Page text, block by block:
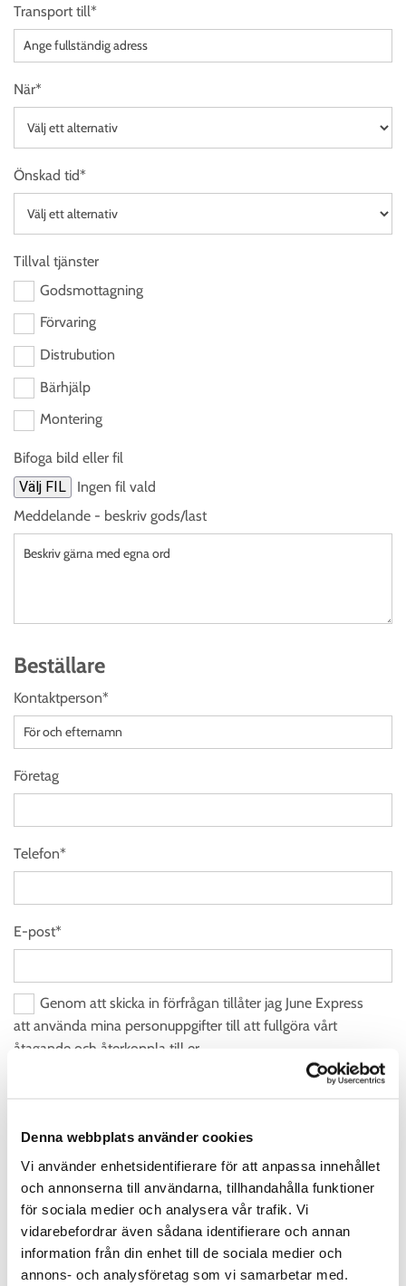
Denna webbplats använder cookies
Vi använder enhetsidentifierare för att anpassa innehållet
och annonserna till användarna, tillhandahålla funktioner
för sociala medier och analysera vår trafik. Vi
vidarebefordrar även sådana identifierare och annan
information från din enhet till de sociala medier och
annons- och analysföretag som vi samarbetar med.
Transport till*
När*
Önskad tid*
Tillval tjänster
Godsmottagning
Förvaring
Distrubution
Bärhjälp
Montering
Bifoga bild eller fil
Välj FIL
Ingen fil vald
Meddelande - beskriv gods/last
Beställare
Kontaktperson*
Företag
Telefon*
E-post*
Genom att skicka in förfrågan tillåter jag June Express
att använda mina personuppgifter till att fullgöra vårt
åtagande och återkoppla till er.